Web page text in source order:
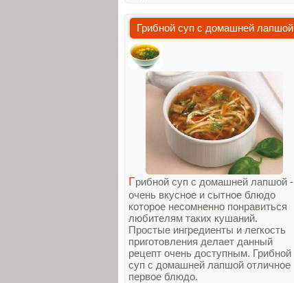
Грибной суп с домашней лапшой
Грибной суп с домашней лапшой -
очень вкусное и сытное блюдо
которое несомненно понравиться
любителям таких кушаний.
Простые ингредиенты и легкость
приготовления делает данный
рецепт очень доступным. Грибной
суп с домашней лапшой отличное
первое блюдо.